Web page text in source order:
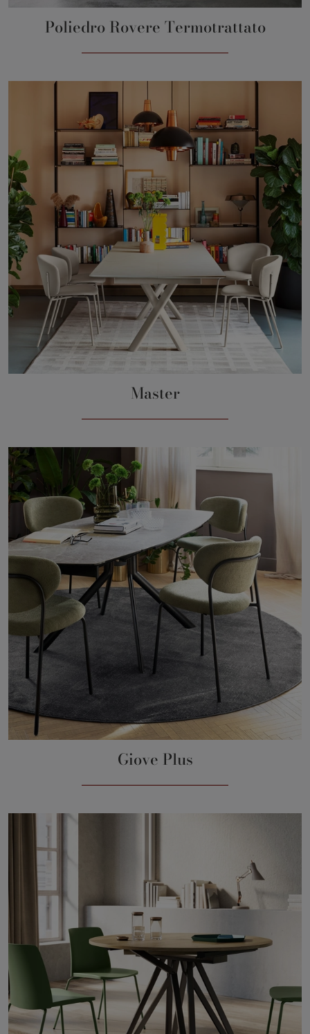
Poliedro Rovere Termotrattato
Master
Giove Plus